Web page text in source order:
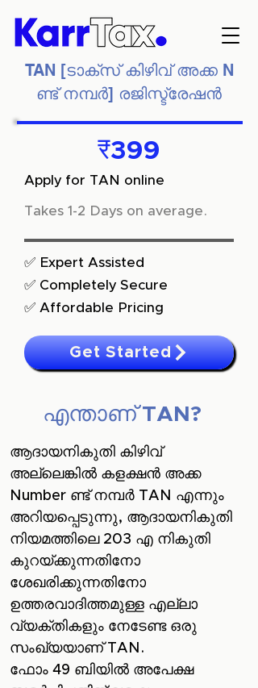
TAN [ടാക്സ് കിഴിവ് അക്ക N
ണ്ട് നമ്പർ] രജിസ്ട്രേഷൻ
₹399
Apply for TAN online
Takes 1-2 Days on average.
✅ Expert Assisted
✅ Completely Secure
✅ Affordable Pricing
Get Started
എന്താണ് TAN?
ആദായനികുതി കിഴിവ്
അല്ലെങ്കിൽ കളക്ഷൻ അക്ക
Number ണ്ട് നമ്പർ TAN എന്നും
അറിയപ്പെടുന്നു, ആദായനികുതി
നിയമത്തിലെ 203 എ നികുതി
കുറയ്ക്കുന്നതിനോ
ശേഖരിക്കുന്നതിനോ
ഉത്തരവാദിത്തമുള്ള എല്ലാ
വ്യക്തികളും നേടേണ്ട ഒരു
സംഖ്യയാണ് TAN.
ഫോം 49 ബിയിൽ അപേക്ഷ